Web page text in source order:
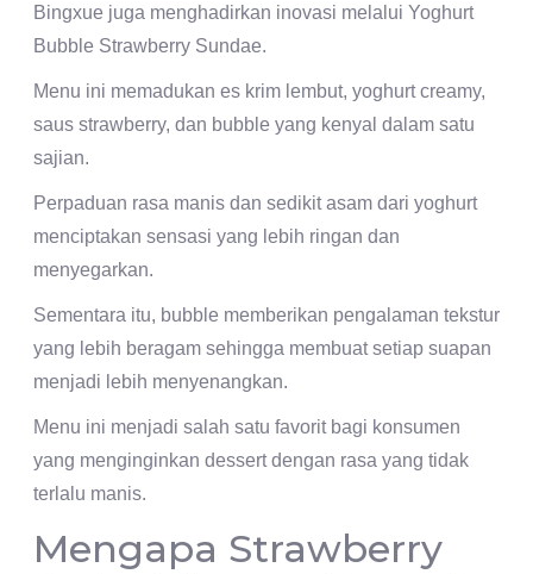
Bingxue juga menghadirkan inovasi melalui Yoghurt
Bubble Strawberry Sundae.
Menu ini memadukan es krim lembut, yoghurt creamy,
saus strawberry, dan bubble yang kenyal dalam satu
sajian.
Perpaduan rasa manis dan sedikit asam dari yoghurt
menciptakan sensasi yang lebih ringan dan
menyegarkan.
Sementara itu, bubble memberikan pengalaman tekstur
yang lebih beragam sehingga membuat setiap suapan
menjadi lebih menyenangkan.
Menu ini menjadi salah satu favorit bagi konsumen
yang menginginkan dessert dengan rasa yang tidak
terlalu manis.
Mengapa Strawberry